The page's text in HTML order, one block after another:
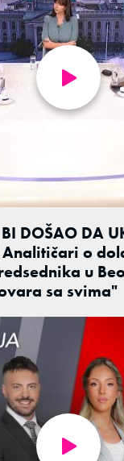
DOŠAO DA
Analitičari o
u
sa svima"